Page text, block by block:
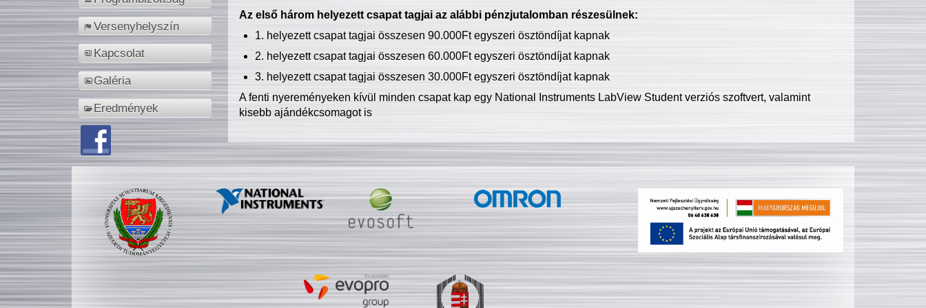
Versenyhelyszín
Kapcsolat
Galéria
Eredmények
Az első három helyezett csapat tagjai az alábbi pénzjutalomban részesülnek:
1. helyezett csapat tagjai összesen 90.000Ft egyszeri ösztöndíjat kapnak
2. helyezett csapat tagjai összesen 60.000Ft egyszeri ösztöndíjat kapnak
3. helyezett csapat tagjai összesen 30.000Ft egyszeri ösztöndíjat kapnak
A fenti nyereményeken kívül minden csapat kap egy National Instruments LabView Student verziós szoftvert, valamint
kisebb ajándékcsomagot is